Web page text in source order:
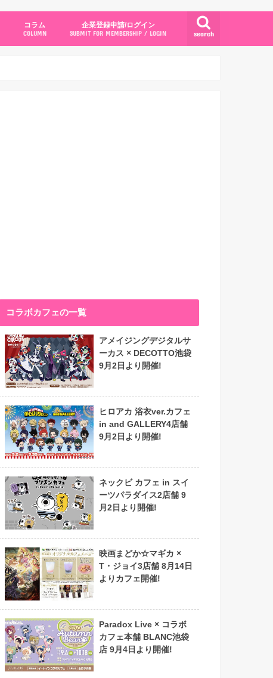
search
コラム
COLUMN
企業登録申請/ログイン
SUBMIT FOR MEMBERSHIP / LOGIN
コラボカフェの一覧
アメイジングデジタルサ
ーカス × DECOTTO池袋
9月2日より開催!
ヒロアカ 浴衣ver.カフェ
in and GALLERY4店舗
9月2日より開催!
ネックビ カフェ in スイ
ーツパラダイス2店舗 9
月2日より開催!
映画まどか☆マギカ ×
T・ジョイ3店舗 8月14日
よりカフェ開催!
Paradox Live × コラボ
カフェ本舗 BLANC池袋
店 9月4日より開催!